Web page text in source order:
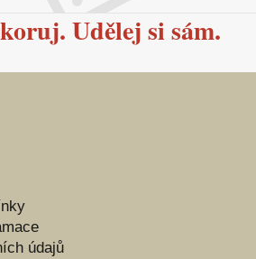
Udělej si sám.
údajů